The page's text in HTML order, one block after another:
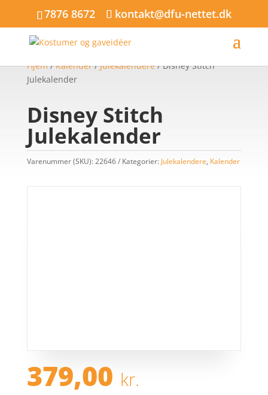
7876 8672 kontakt@dfu-nettet.dk
Hjem/Kalender/Julekalendere/ Disney Stitch
Julekalender
Disney Stitch
Julekalender
Varenummer (SKU):22646 Kategorier: Julekalendere, Kalender
379,00 kr.